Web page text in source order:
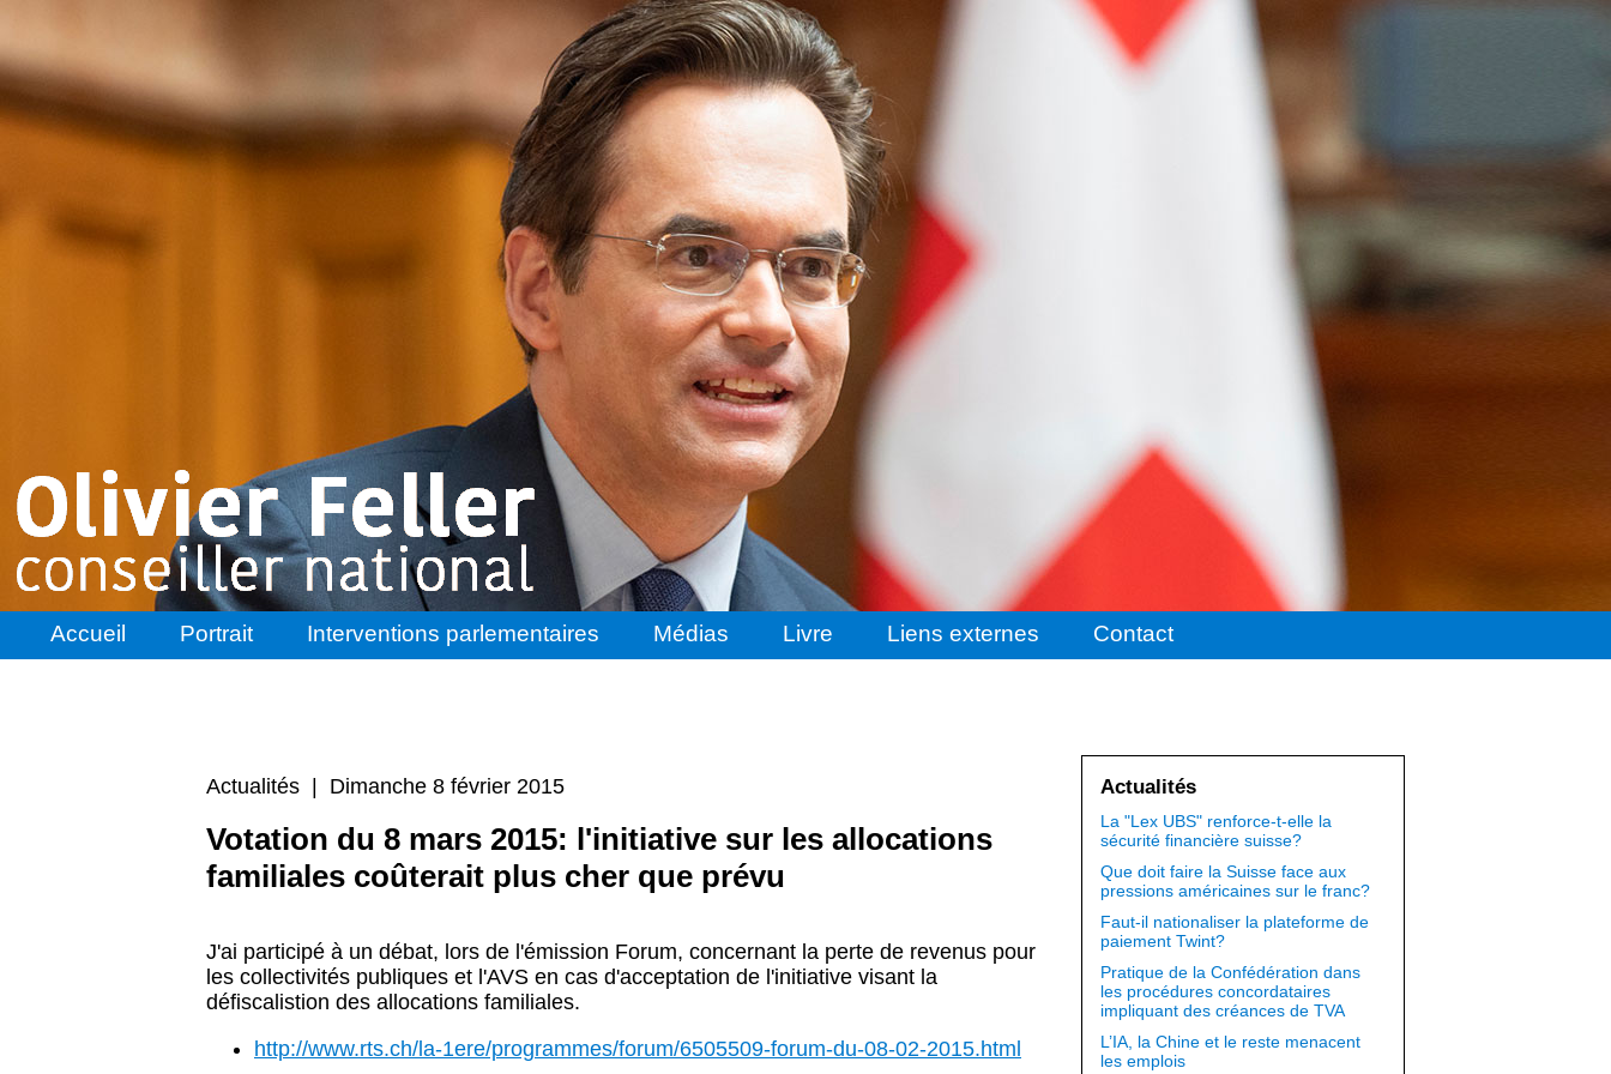
Accueil Portrait Interventions parlementaires Médias Livre Liens externes Contact
Actualités | Dimanche 8 février 2015
Votation du 8 mars 2015: l'initiative sur les allocations
familiales coûterait plus cher que prévu
J'ai participé à un débat, lors de l'émission Forum, concernant la perte de revenus pour
les collectivités publiques et l'AVS en cas d'acceptation de l'initiative visant la
défiscalistion des allocations familiales.
http://www.rts.ch/la-1ere/programmes/forum/6505509-forum-du-08-02-2015.html
Actualités
La "Lex UBS" renforce-t-elle la
sécurité financière suisse?
Que doit faire la Suisse face aux
pressions américaines sur le franc?
Faut-il nationaliser la plateforme de
paiement Twint?
Pratique de la Confédération dans
les procédures concordataires
impliquant des créances de TVA
L’IA, la Chine et le reste menacent
les emplois